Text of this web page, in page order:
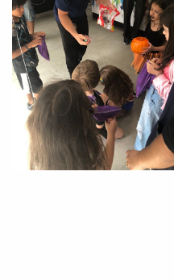
Você é aluno inFlux?
Sim Não